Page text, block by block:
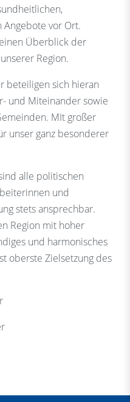
vor Ort.
Überblick der
Region.
beteiligen sich hieran
und Miteinander sowie
MIt großer
unser ganz besonderer
alle politischen
und
stets ansprechbar.
Region mit hoher
und harmonisches
oberste Zielsetzung des